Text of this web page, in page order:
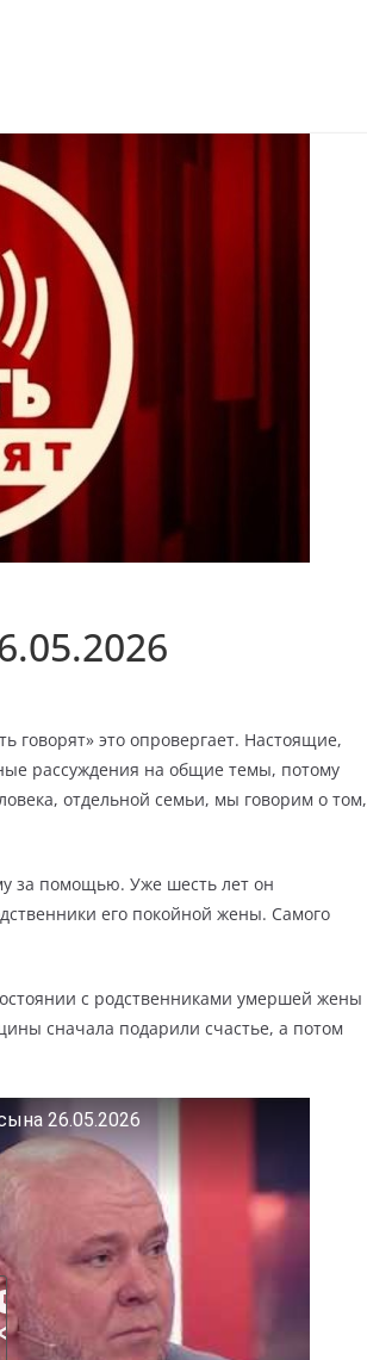
говорят» это опровергает. Настоящие,
рассуждения на общие темы, потому
отдельной семьи, мы говорим о том,
за помощью. Уже шесть лет он
его покойной жены. Самого
с родственниками умершей жены
сначала подарили счастье, а потом
26.05.2026